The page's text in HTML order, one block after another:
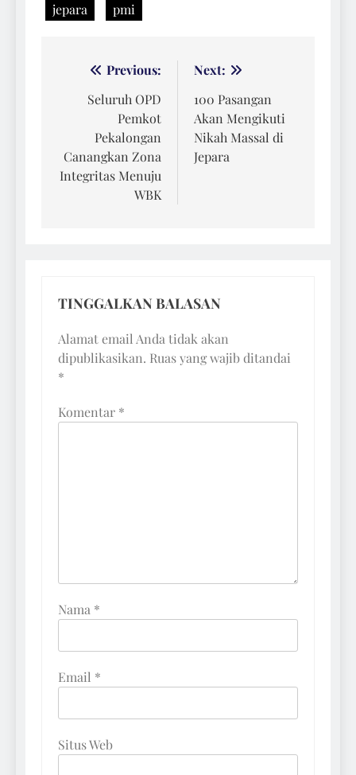
jepara
pmi
NavigasiPrevious:
Seluruh OPD
Pemkot
Pekalongan
Canangkan Zona
Integritas Menuju
WBK
Next:
100 Pasangan
Akan Mengikuti
Nikah Massal di
Jepara
TINGGALKAN BALASAN
Alamat email Anda tidak akan
dipublikasikan. Ruas yang wajib ditandai
*
Komentar *
Nama *
Email *
Situs Web